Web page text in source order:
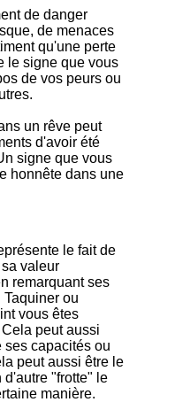
de danger
de menaces
qu'une perte
le signe que vous
de vos peurs ou
un rêve peut
d'avoir été
signe que vous
honnête dans une
le fait de
valeur
remarquant ses
ou
vous êtes
peut aussi
ses capacités ou
peut aussi être le
"frotte" le
manière.